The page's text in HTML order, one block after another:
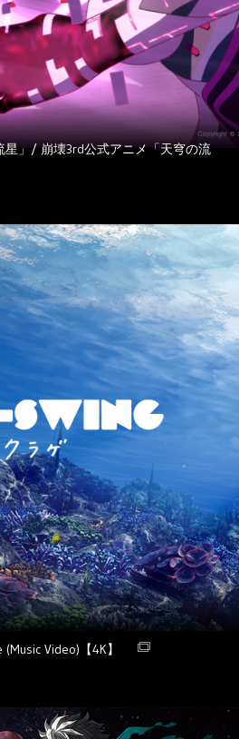
星」/ 崩壊3rd公式アニメ「天穹の流
Video)【4K】